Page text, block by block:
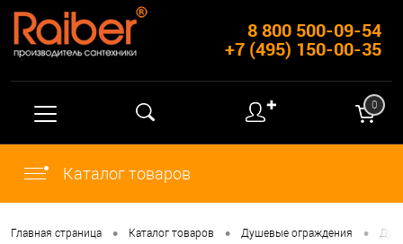
8 800 500-09-54
+7 (495) 150-00-35
✚ 0
Каталог товаров
Главная страница • Каталог товаров • Душевые ограждения •